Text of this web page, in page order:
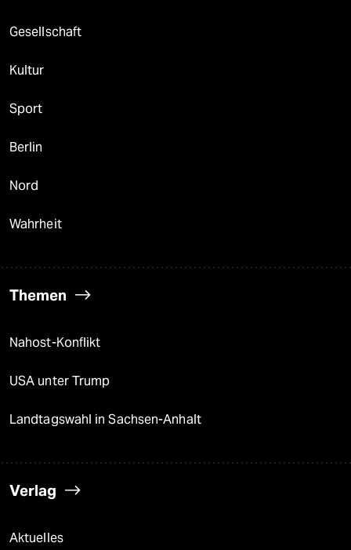
Gesellschaft
Kultur
Sport
Berlin
Nord
Wahrheit
Themen
Nahost-Konflikt
USA unter Trump
Landtagswahl in Sachsen-Anhalt
Verlag
Aktuelles